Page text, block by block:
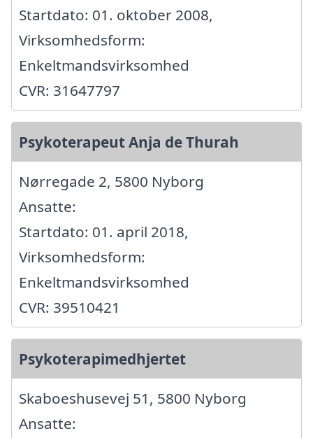
Startdato: 01. oktober 2008,
Virksomhedsform:
Enkeltmandsvirksomhed
CVR: 31647797
Psykoterapeut Anja de Thurah
Nørregade 2, 5800 Nyborg
Ansatte:
Startdato: 01. april 2018,
Virksomhedsform:
Enkeltmandsvirksomhed
CVR: 39510421
Psykoterapimedhjertet
Skaboeshusevej 51, 5800 Nyborg
Ansatte: